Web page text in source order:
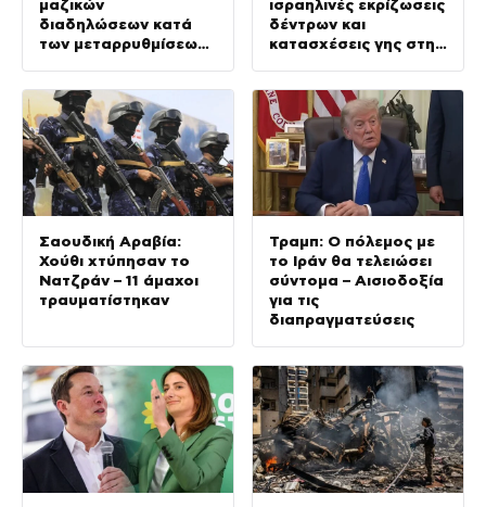
μαζικών
διαδηλώσεων κατά
των μεταρρυθμίσεων
ισραηλινές εκρίζωσεις
δέντρων και
κατασχέσεις γης στην
Σαουδική Αραβία:
Χούθι χτύπησαν το
Νατζράν – 11 άμαχοι
τραυματίστηκαν
Τραμπ: Ο πόλεμος με
το Ιράν θα τελειώσει
σύντομα – Αισιοδοξία
για τις
διαπραγματεύσεις